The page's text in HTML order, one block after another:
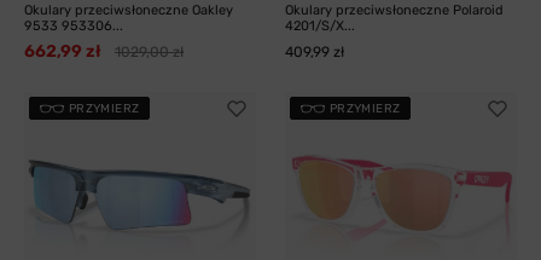
Okulary przeciwsłoneczne Oakley
9533 953306...
662,99 zł 1029,00 zł
Okulary przeciwsłoneczne Polaroid
4201/S/X...
409,99 zł
PRZYMIERZ PRZYMIERZ